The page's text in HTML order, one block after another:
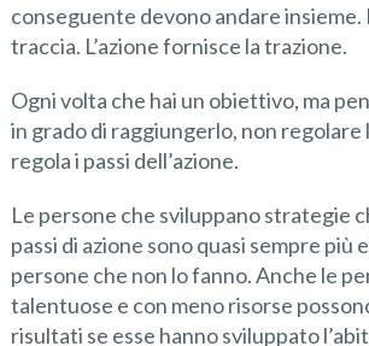
conseguente devono andare insieme.
traccia. L’azione fornisce la trazione.
Ogni volta che hai un obiettivo, ma
in grado di raggiungerlo, non regolare
regola i passi dell’azione.
Le persone che sviluppano strategie
passi di azione sono quasi sempre più
persone che non lo fanno. Anche le
talentuose e con meno risorse
risultati se esse hanno sviluppato